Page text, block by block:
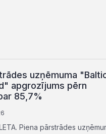
uzņēmuma
apgrozījums pērn
85,7%
Piena pārstrādes